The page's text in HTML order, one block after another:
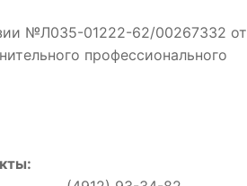
№Л035-01222-62/00267332 от
профессионального